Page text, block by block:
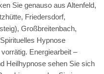
Sie genauso aus Altenfeld,
Friedersdorf,
Großbreitenbach,
Hypnose
Energiearbeit –
Heilhypnose sehen Sie sich